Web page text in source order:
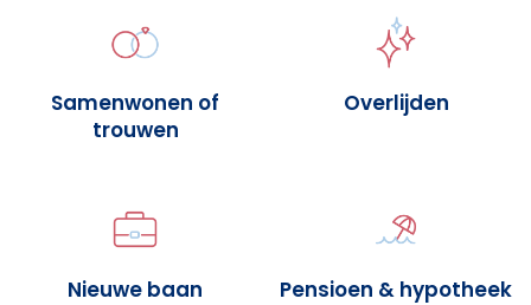
Samenwonen of
trouwen
Overlijden
Nieuwe baan Pensioen & hypotheek